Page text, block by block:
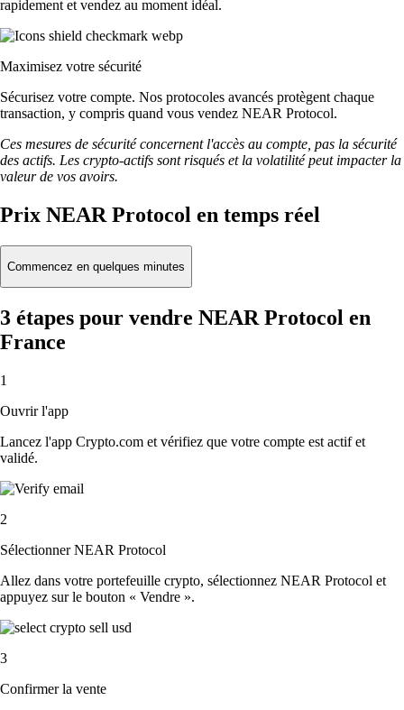
rapidement et vendez au moment idéal.
Maximisez votre sécurité
Sécurisez votre compte. Nos protocoles avancés protègent chaque
transaction, y compris quand vous vendez NEAR Protocol.
Ces mesures de sécurité concernent l'accès au compte, pas la sécurité
des actifs. Les crypto-actifs sont risqués et la volatilité peut impacter la
valeur de vos avoirs.
Prix NEAR Protocol en temps réel
Commencez en quelques minutes
3 étapes pour vendre NEAR Protocol en
France
1
Ouvrir l'app
Lancez l'app Crypto.com et vérifiez que votre compte est actif et
validé.
2
Sélectionner NEAR Protocol
Allez dans votre portefeuille crypto, sélectionnez NEAR Protocol et
appuyez sur le bouton « Vendre ».
3
Confirmer la vente